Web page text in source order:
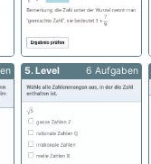
5. Level 6 Aufgaben